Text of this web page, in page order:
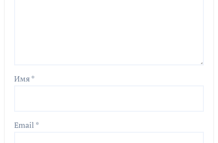
Имя*
Email *